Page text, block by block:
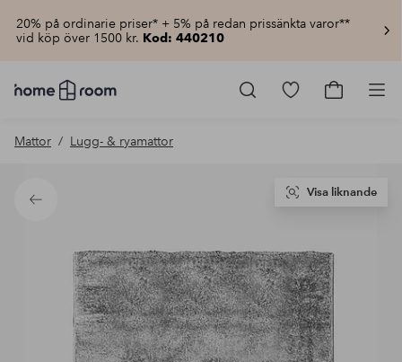
20% på ordinarie priser* + 5% på redan prissänkta varor**
vid köp över 1500 kr. Kod: 440210
Homeroom
–
hemmet
pris
Gå
Gå
Mattor Lugg- & ryamattor
Tillbaka
Visa liknande